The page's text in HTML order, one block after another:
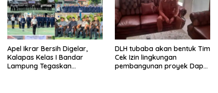
Apel Ikrar Bersih Digelar,
Kalapas Kelas I Bandar
Lampung Tegaskan
DLH tubaba akan bentuk Tim
Cek Izin lingkungan
pembangunan proyek Dapur